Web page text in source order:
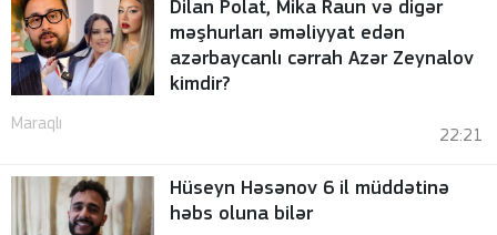
Dilan Polat, Mika Raun və digər
məşhurları əməliyyat edən
azərbaycanlı cərrah Azər Zeynalov
kimdir?
Maraqlı
22:21
Hüseyn Həsənov 6 il müddətinə
həbs oluna bilər